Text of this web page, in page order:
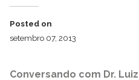
Posted on
setembro 07, 2013
Conversando com Dr.